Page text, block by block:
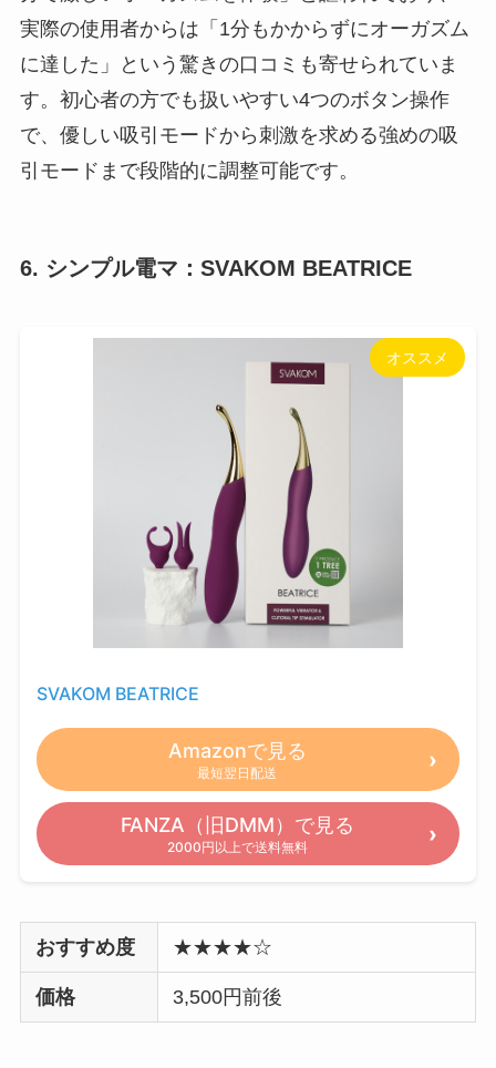
実際の使用者からは「1分もかからずにオーガズム
に達した」という驚きの口コミも寄せられていま
す。初心者の方でも扱いやすい4つのボタン操作
で、優しい吸引モードから刺激を求める強めの吸
引モードまで段階的に調整可能です。
6. シンプル電マ：SVAKOM BEATRICE
オススメ
SVAKOM BEATRICE
Amazonで見る
最短翌日配送
FANZA（旧DMM）で見る
2000円以上で送料無料
おすすめ度 ★★★★☆
価格 3,500円前後